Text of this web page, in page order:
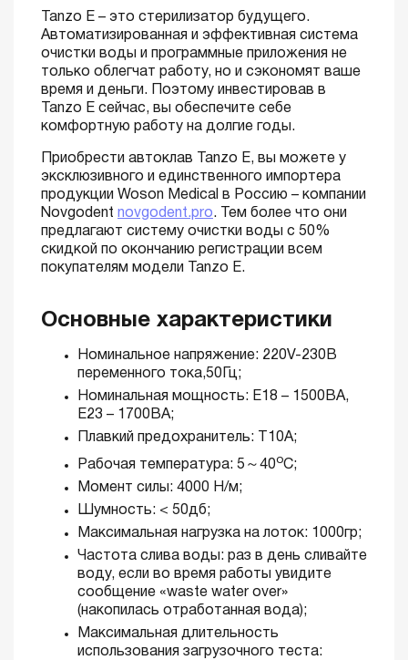
Tanzo E – это стерилизатор будущего.
Автоматизированная и эффективная система
очистки воды и программные приложения не
только облегчат работу, но и сэкономят ваше
время и деньги. Поэтому инвестировав в
Tanzo E сейчас, вы обеспечите себе
комфортную работу на долгие годы.
Приобрести автоклав Tanzo E, вы можете у
эксклюзивного и единственного импортера
продукции Woson Medical в Россию – компании
Novgodent novgodent.pro. Тем более что они
предлагают систему очистки воды с 50%
скидкой по окончанию регистрации всем
покупателям модели Tanzo E.
Основные характеристики
Номинальное напряжение: 220V-230В
переменного тока,50Гц;
Номинальная мощность: Е18 – 1500ВА,
Е23 – 1700ВА;
Плавкий предохранитель: T10A;
Рабочая температура: 5～40оC;
Момент силы: 4000 Н/м;
Шумность: < 50дб;
Максимальная нагрузка на лоток: 1000гр;
Частота слива воды: раз в день сливайте
воду, если во время работы увидите
сообщение «waste water over»
(накопилась отработанная вода);
Максимальная длительность
использования загрузочного теста: